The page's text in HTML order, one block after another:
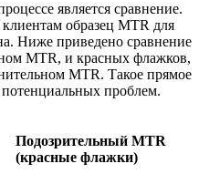
является сравнение.
образец MTR для
Ниже приведено сравнение
MTR, и красных флажков,
MTR. Такое прямое
проблем.
Подозрительный MTR
(красные флажки)